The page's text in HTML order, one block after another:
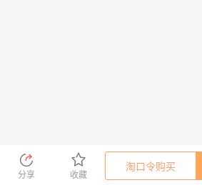
分享 收藏
淘口令购买